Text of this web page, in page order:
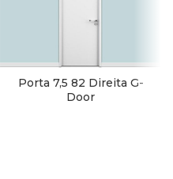
Porta 7,5 82 Direita G-
Door